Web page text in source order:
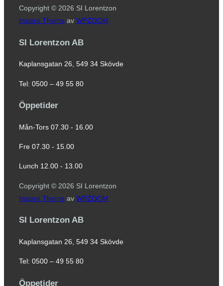
Copyright © 2026 SI Lorentzon
Inspiro Theme av WPZOOM
SI Lorentzon AB
Kaplansgatan 26, 549 34 Skövde
Tel: 0500 – 49 55 80
Öppetider
Mån-Tors 07.30 - 16.00
Fre 07.30 - 15.00
Lunch 12.00 - 13.00
Copyright © 2026 SI Lorentzon
Inspiro Theme av WPZOOM
SI Lorentzon AB
Kaplansgatan 26, 549 34 Skövde
Tel: 0500 – 49 55 80
Öppetider